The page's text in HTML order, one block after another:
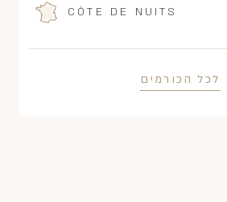
CÔTE DE NUITS
לכל הכורמים